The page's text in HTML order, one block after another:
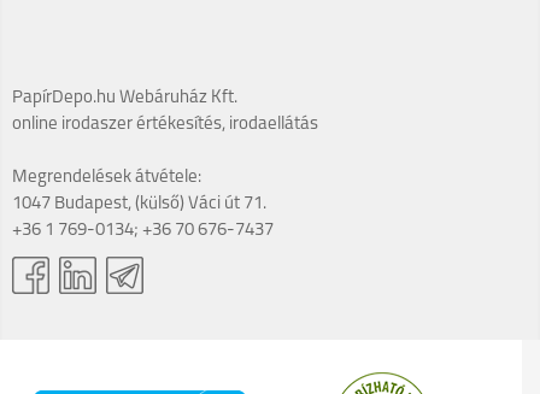
PapírDepo.hu Webáruház Kft.
online irodaszer értékesítés, irodaellátás
Megrendelések átvétele:
1047 Budapest, (külső) Váci út 71.
+36 1 769-0134; +36 70 676-7437